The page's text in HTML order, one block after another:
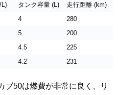
L) タンク容量 (L)
走行距離 (km)
4
280
5
200
4.5
225
4.2 231
ブ50は燃費が非常に良く、リ